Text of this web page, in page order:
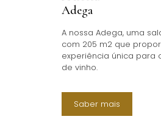
Adega
A nossa Adega, uma
com 205 m2 que
experiência única para
de vinho.
Saber mais